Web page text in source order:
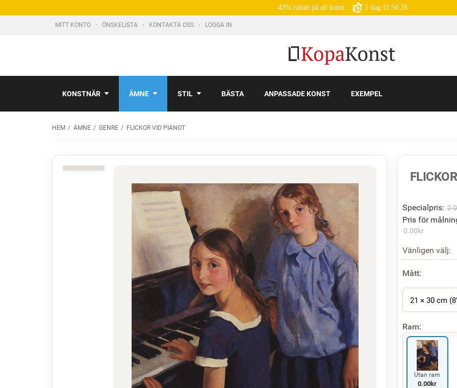
43% rabatt på all konst 1 dag 11:50:26
MITT KONTO ÖNSKELISTA KONTAKTA OSS LOGGA IN
KONSTNÄR ÄMNE STIL BÄSTA ANPASSADE KONST EXEMPEL
HEM ÄMNE GENRE FLICKOR VID PIANOT
Specialpris: 2
Pris för
0.00kr
Vänligen välj:
Mått:
21 × 30 cm
Ram:
Utan ram
0.00kr